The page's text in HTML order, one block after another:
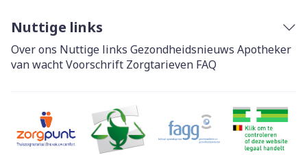
Nuttige links
Over ons Nuttige links Gezondheidsnieuws Apotheker
van wachtVoorschrift Zorgtarieven FAQ